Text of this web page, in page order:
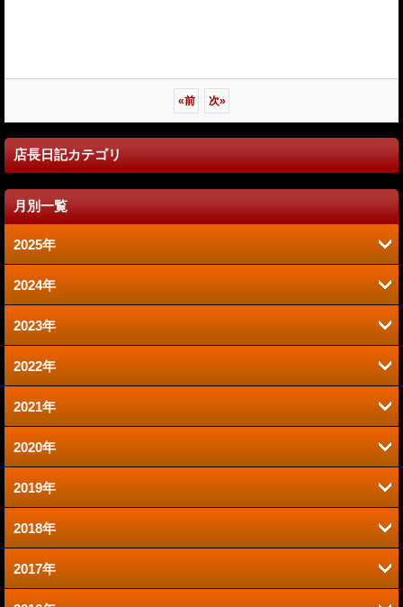
«前 次»
店長日記カテゴリ
月別一覧
2025年
6月 (2)
1月 (1)
2024年
9月 (2)
8月 (2)
2023年
6月 (1)
2022年
12月 (1)
10月 (1)
9月 (1)
2021年
12月 (1)
9月 (1)
8月 (1)
7月 (4)
2020年
12月 (1)
11月 (2)
10月 (2)
2019年
11月 (2)
7月 (1)
2018年
11月 (2)
2017年